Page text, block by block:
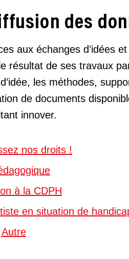
des
aux échanges d’idées
résultat de ses travaux
les méthodes,
de documents
innover.
nos droits !
à la CDPH
en situation de
Autre